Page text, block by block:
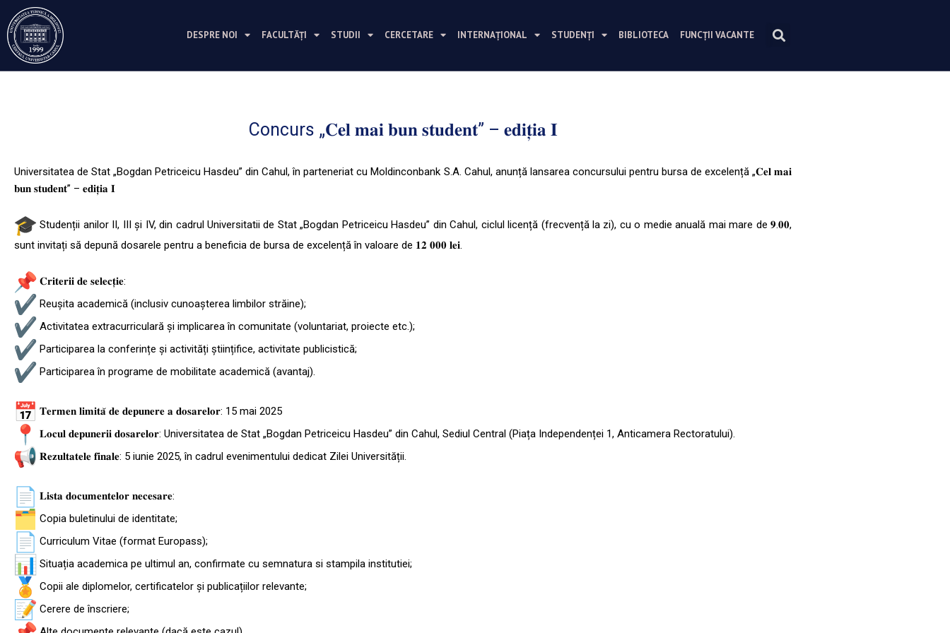
Перейти
содержимому
DESPRE NOI FACULTĂȚI STUDII CERCETARE INTERNAȚIONAL STUDENȚI BIBLIOTECA FUNCȚII VACANTE
Concurs „𝐂𝐞𝐥 𝐦𝐚𝐢 𝐛𝐮𝐧 𝐬𝐭𝐮𝐝𝐞𝐧𝐭” – 𝐞𝐝𝐢𝐭̦𝐢𝐚 𝐈
Universitatea de Stat „Bogdan Petriceicu Hasdeu” din Cahul, în parteneriat cu Moldinconbank S.A. Cahul, anunță lansarea concursului pentru bursa de excelență „𝐂𝐞𝐥 𝐦𝐚𝐢
𝐛𝐮𝐧 𝐬𝐭𝐮𝐝𝐞𝐧𝐭” – 𝐞𝐝𝐢𝐭̦𝐢𝐚 𝐈
Studenții anilor II, III și IV, din cadrul Universitatii de Stat „Bogdan Petriceicu Hasdeu” din Cahul, ciclul licență (frecvență la zi), cu o medie anuală mai mare de 𝟗.𝟎𝟎,
sunt invitați să depună dosarele pentru a beneficia de bursa de excelență în valoare de 𝟏𝟐 𝟎𝟎𝟎 𝐥𝐞𝐢.
𝐂𝐫𝐢𝐭𝐞𝐫𝐢𝐢 𝐝𝐞 𝐬𝐞𝐥𝐞𝐜𝐭̦𝐢𝐞:
Reușita academică (inclusiv cunoașterea limbilor străine);
Activitatea extracurriculară și implicarea în comunitate (voluntariat, proiecte etc.);
Participarea la conferințe și activități științifice, activitate publicistică;
Participarea în programe de mobilitate academică (avantaj).
𝐓𝐞𝐫𝐦𝐞𝐧 𝐥𝐢𝐦𝐢𝐭𝐚̆ 𝐝𝐞 𝐝𝐞𝐩𝐮𝐧𝐞𝐫𝐞 𝐚 𝐝𝐨𝐬𝐚𝐫𝐞𝐥𝐨𝐫: 15 mai 2025
𝐋𝐨𝐜𝐮𝐥 𝐝𝐞𝐩𝐮𝐧𝐞𝐫𝐢𝐢 𝐝𝐨𝐬𝐚𝐫𝐞𝐥𝐨𝐫: Universitatea de Stat „Bogdan Petriceicu Hasdeu” din Cahul, Sediul Central (Piața Independenței 1, Anticamera Rectoratului).
𝐑𝐞𝐳𝐮𝐥𝐭𝐚𝐭𝐞𝐥𝐞 𝐟𝐢𝐧𝐚𝐥𝐞: 5 iunie 2025, în cadrul evenimentului dedicat Zilei Universității.
𝐋𝐢𝐬𝐭𝐚 𝐝𝐨𝐜𝐮𝐦𝐞𝐧𝐭𝐞𝐥𝐨𝐫 𝐧𝐞𝐜𝐞𝐬𝐚𝐫𝐞:
Copia buletinului de identitate;
Curriculum Vitae (format Europass);
Situația academica pe ultimul an, confirmate cu semnatura si stampila institutiei;
Copii ale diplomelor, certificatelor și publicațiilor relevante;
Cerere de înscriere;